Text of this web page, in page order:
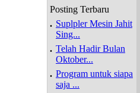
Posting Terbaru
. Suplpler Mesin Jahit
Sing...
. Telah Hadir Bulan
Oktober...
. Program untuk siapa
saja ...